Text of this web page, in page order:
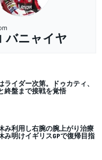
バニャイヤ
ライダー次第。ドゥカティ、
終盤まで接戦を覚悟
み利用し右腕の腕上がり治療
み明けイギリスGPで復帰目指